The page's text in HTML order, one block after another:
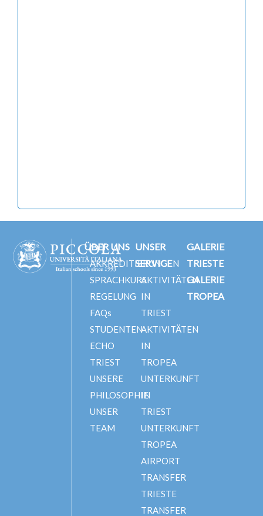
ÜBER UNS
AKKREDITIERUNGEN
SPRACHKURS
REGELUNG
FAQs
STUDENTEN
ECHO
TRIEST
UNSERE
PHILOSOPHIE
UNSER
TEAM
UNSER
SERVICE
AKTIVITÄTEN
IN
TRIEST
AKTIVITÄTEN
IN
TROPEA
UNTERKUNFT
IN
TRIEST
UNTERKUNFT
TROPEA
AIRPORT
TRANSFER
TRIESTE
TRANSFER
GALERIE
TRIESTE
GALERIE
TROPEA